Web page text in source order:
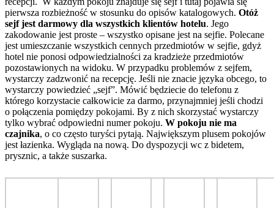
pierwsza rozbieżność w stosunku do opisów katalogowych. Otóż
sejf jest darmowy dla wszystkich klientów hotelu. Jego
zakodowanie jest proste – wszystko opisane jest na sejfie. Polecane
jest umieszczanie wszystkich cennych przedmiotów w sejfie, gdyż
hotel nie ponosi odpowiedzialności za kradzieże przedmiotów
pozostawionych na widoku. W przypadku problemów z sejfem,
wystarczy zadzwonić na recepcję. Jeśli nie znacie języka obcego, to
wystarczy powiedzieć „sejf”. Mówić będziecie do telefonu z
którego korzystacie całkowicie za darmo, przynajmniej jeśli chodzi
o połączenia pomiędzy pokojami. By z nich skorzystać wystarczy
tylko wybrać odpowiedni numer pokoju. W pokoju nie ma
czajnika, o co często turyści pytają. Największym plusem pokojów
jest łazienka. Wygląda na nową. Do dyspozycji wc z bidetem,
prysznic, a także suszarka.